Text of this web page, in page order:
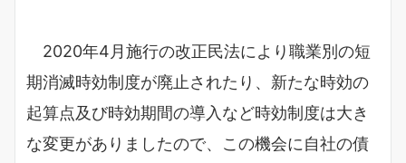
2020年4月施行の改正民法により職業別の短
期消滅時効制度が廃止されたり、新たな時効の
起算点及び時効期間の導入など時効制度は大き
な変更がありましたので、この機会に自社の債